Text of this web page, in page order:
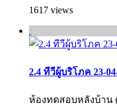
1617 views
2.4 ทีวีผู้บริโภค 23-
ห้องทดสอบหลังบ้าน